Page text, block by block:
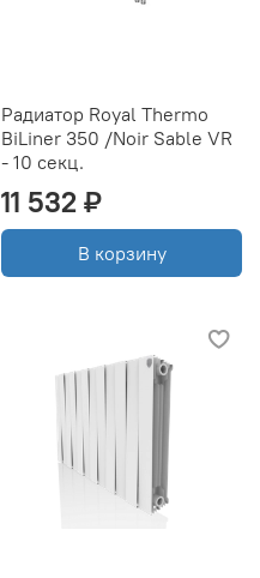
Радиатор Royal Thermo
BiLiner 350 /Noir Sable VR
- 10 секц.
11 532 ₽
В корзину